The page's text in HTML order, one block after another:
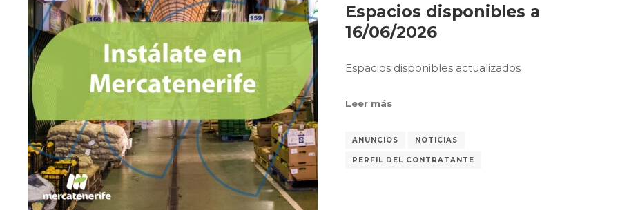
Espacios disponibles a
16/06/2026
Espacios disponibles actualizados
Leer más
ANUNCIOS NOTICIAS
PERFIL DEL CONTRATANTE